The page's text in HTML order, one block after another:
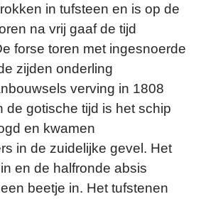
in tufsteen en is op de
na vrij gaaf de tijd
forse toren met ingesnoerde
zijden onderling
verving in 1808
de gotische tijd is het schip
en kwamen
in de zuidelijke gevel. Het
en de halfronde absis
beetje in. Het tufstenen